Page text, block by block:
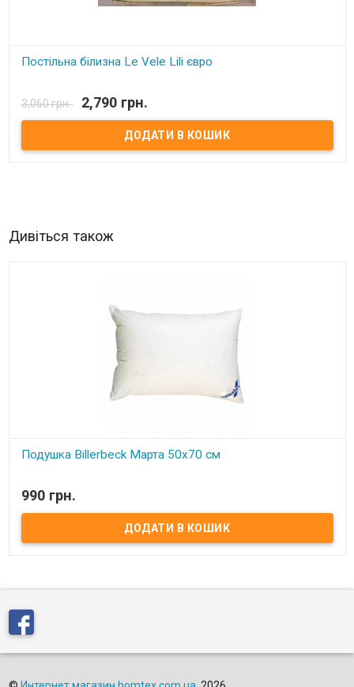
Постільна білизна Le Vele Lili євро
Двоспальний євро комплект:
підковдра:200x220 см (верх – шовк, низ – сатин);
240x260 см - сатин;
70x70см-2 шт. шовк + 50x70см 2 шт. сатин);
тканина:сатин+шовк.
3,060 грн. 2,790 грн.
Дивіться також
Подушка Billerbeck Марта 50x70 см
Подушка Billerbeck Марта Размер: 50x70 см. Вес: 950 гр.
Наполнитель: 15% пух, 85% перо измельченное. Чехол: 100%
хлопок, тик. Производитель: Billerbeck (Украина-Германия).
990 грн.